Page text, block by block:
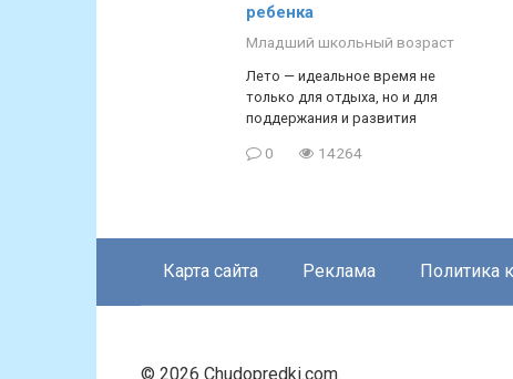
ребенка
Младший школьный возраст
Лето — идеальное время не
только для отдыха, но и для
поддержания и развития
0 14264
Карта сайта Реклама Политика
© 2026 Chudopredki.com